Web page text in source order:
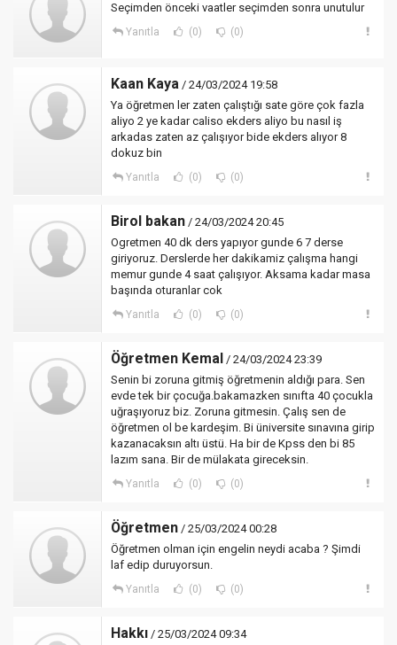
Seçimden önceki vaatler seçimden sonra unutulur
Yanıtla (0) (0)
Kaan Kaya / 24/03/2024 19:58
Ya öğretmen ler zaten çalıştığı sate göre çok fazla
aliyo 2 ye kadar caliso ekders aliyo bu nasıl iş
arkadas zaten az çalışıyor bide ekders alıyor 8
dokuz bin
Yanıtla (0) (0)
Birol bakan / 24/03/2024 20:45
Ogretmen 40 dk ders yapıyor gunde 6 7 derse
giriyoruz. Derslerde her dakikamiz çalışma hangi
memur gunde 4 saat çalışıyor. Aksama kadar masa
başında oturanlar cok
Yanıtla (0) (0)
Öğretmen Kemal / 24/03/2024 23:39
Senin bi zoruna gitmiş öğretmenin aldığı para. Sen
evde tek bir çocuğa.bakamazken sınıfta 40 çocukla
uğraşıyoruz biz. Zoruna gitmesin. Çalış sen de
öğretmen ol be kardeşim. Bi üniversite sınavına girip
kazanacaksın altı üstü. Ha bir de Kpss den bi 85
lazım sana. Bir de mülakata gireceksin.
Yanıtla (0) (0)
Öğretmen / 25/03/2024 00:28
Öğretmen olman için engelin neydi acaba ? Şimdi
laf edip duruyorsun.
Yanıtla (0) (0)
Hakkı / 25/03/2024 09:34